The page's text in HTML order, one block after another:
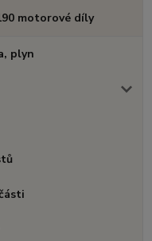
motorové díly
plyn